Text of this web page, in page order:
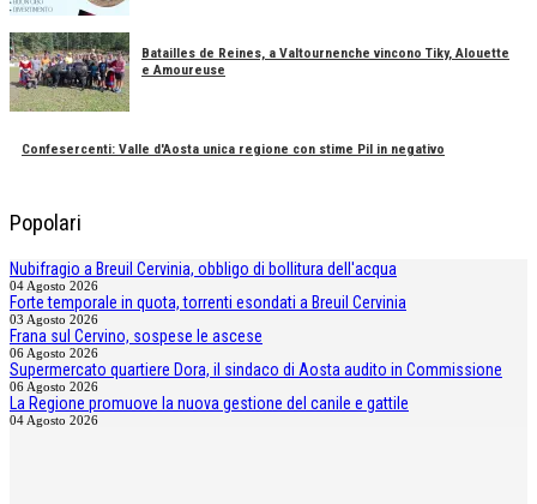
Batailles de Reines, a Valtournenche vincono Tiky, Alouette
e Amoureuse
Confesercenti: Valle d'Aosta unica regione con stime Pil in negativo
Popolari
Nubifragio a Breuil Cervinia, obbligo di bollitura dell'acqua
04 Agosto 2026
Forte temporale in quota, torrenti esondati a Breuil Cervinia
03 Agosto 2026
Frana sul Cervino, sospese le ascese
06 Agosto 2026
Supermercato quartiere Dora, il sindaco di Aosta audito in Commissione
06 Agosto 2026
La Regione promuove la nuova gestione del canile e gattile
04 Agosto 2026